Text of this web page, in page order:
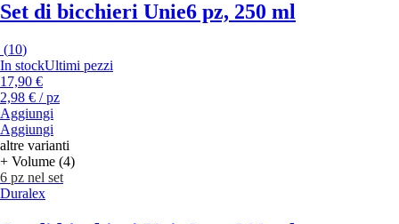
Set di bicchieri Unie6 pz, 250 ml
(10)
In stockUltimi pezzi
17,90 €
2,98 € / pz
Aggiungi
Aggiungi
altre varianti
+ Volume (4)
6 pz nel set
Duralex